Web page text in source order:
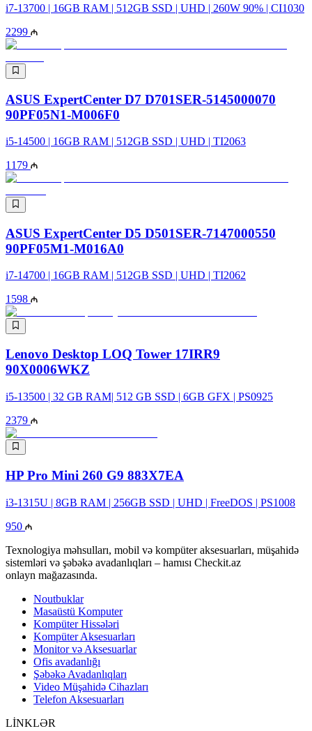
i7-13700 | 16GB RAM | 512GB SSD | UHD | 260W 90% | CI1030
2299
ASUS ExpertCenter D7 D701SER-5145000070
90PF05N1-M006F0
i5-14500 | 16GB RAM | 512GB SSD | UHD | TI2063
1179
ASUS ExpertCenter D5 D501SER-7147000550
90PF05M1-M016A0
i7-14700 | 16GB RAM | 512GB SSD | UHD | TI2062
1598
Lenovo Desktop LOQ Tower 17IRR9
90X0006WKZ
i5-13500 | 32 GB RAM| 512 GB SSD | 6GB GFX | PS0925
2379
HP Pro Mini 260 G9 883X7EA
i3-1315U | 8GB RAM | 256GB SSD | UHD | FreeDOS | PS1008
950
Texnologiya məhsulları, mobil və kompüter aksesuarları, müşahidə
sistemləri və şəbəkə avadanlıqları – hamısı Checkit.az
onlayn mağazasında.
Noutbuklar
Masaüstü Komputer
Kompüter Hissələri
Kompüter Aksesuarları
Monitor və Aksesuarlar
Ofis avadanlığı
Şəbəkə Avadanlıqları
Video Müşahidə Cihazları
Telefon Aksesuarları
LİNKLƏR